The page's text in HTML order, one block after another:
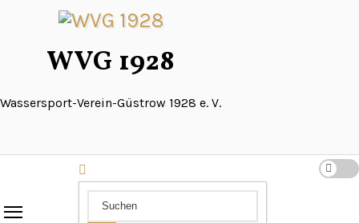
WVG 1928
Wassersport-Verein-Güstrow 1928 e. V.